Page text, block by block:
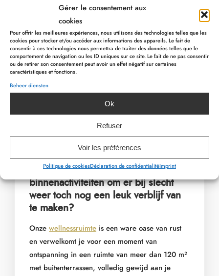
Gérer le consentement aux
cookies
Pour offrir les meilleures expériences, nous utilisons des technologies telles que les
cookies pour stocker et/ou accéder aux informations des appareils. Le fait de
consentir à ces technologies nous permettra de traiter des données telles que le
comportement de navigation ou les ID uniques sur ce site. Le fait de ne pas consentir
ou de retirer son consentement peut avoir un effet négatif sur certaines
caractéristiques et fonctions.
Beheer diensten
Ok
Refuser
Voir les préférences
Politique de cookiesDéclaration de confidentialitéImprint
op 10 november de beroemde Feux de la Saint-
Martin (Sint-Maartensvuren) plaats: drie wijken
van Malmedy strijden om het grootste
vreugdevuur aan te steken.
Kom en beleef deze warme momenten in het
hart van de Malmedse herfst, waar elk
evenement een uitnodiging is om de tradities en
gastvrijheid van de regio te ontdekken!
Bent u op zoek naar
binnenactiviteiten om er bij slecht
weer toch nog een leuk verblijf van
te maken?
Onze wellnessruimte is een ware oase van rust
en verwelkomt je voor een moment van
ontspanning in een ruimte van meer dan 120 m²
met buitenterrassen, volledig gewijd aan je
PREVIOUS ARTICLE NEXT ARTICLE